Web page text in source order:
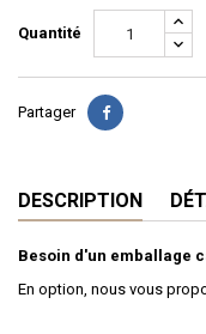
Quantité
Partager
DESCRIPTION
Besoin d'un emballage
En option, nous vous